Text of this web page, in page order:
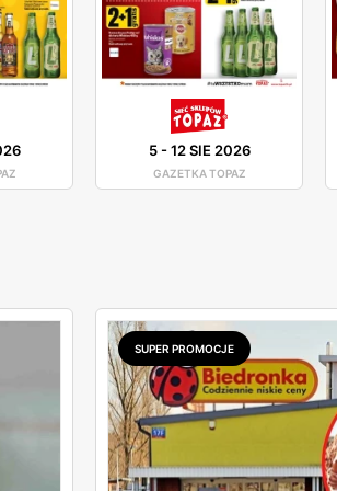
5-12 SIE 2026
GAZETKA TOPAZ
SUPER PROMOCJE